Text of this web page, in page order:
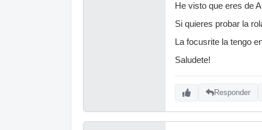
He visto que eres de
Si quieres probar la
La focusrite la tengo
Saludete!
Responder